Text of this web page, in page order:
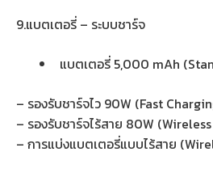
9.แบตเตอรี่ – ระบบชาร์จ
แบตเตอรี่ 5,000 mAh
– รองรับชาร์จไว 90W (Fast
– รองรับชาร์จไร้สาย 80W
– การแบ่งแบตเตอรี่แบบไร้สาย